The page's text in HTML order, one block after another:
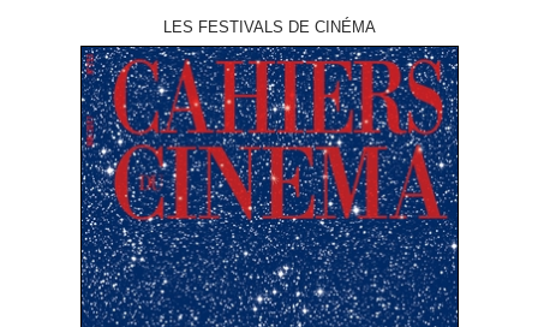
LES FESTIVALS DE CINÉMA